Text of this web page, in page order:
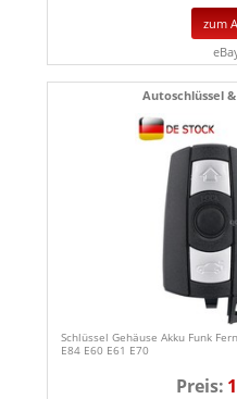
zum
Autoschlüssel
Schlüssel Gehäuse Akku Funk
E84 E60 E61 E70
Preis: